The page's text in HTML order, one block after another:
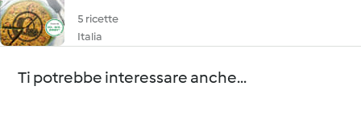
5 ricette
Italia
Ti potrebbe interessare anche...